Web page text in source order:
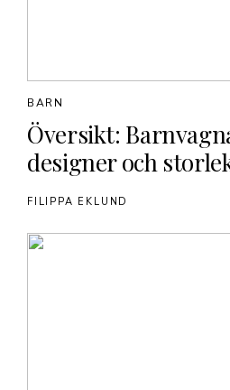
Översikt:
designer och
BARN
FILIPPA EKLUND